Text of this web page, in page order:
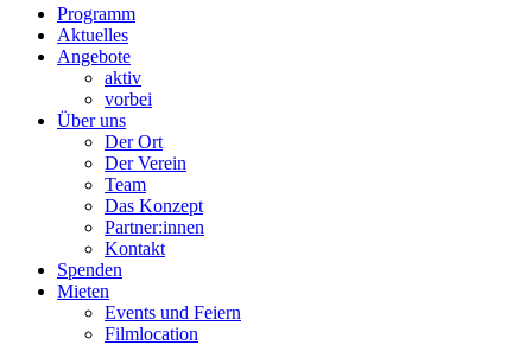
Programm
Aktuelles
Angebote
aktiv
vorbei
Über uns
Der Ort
Der Verein
Team
Das Konzept
Partner:innen
Kontakt
Spenden
Mieten
Events und Feiern
Filmlocation